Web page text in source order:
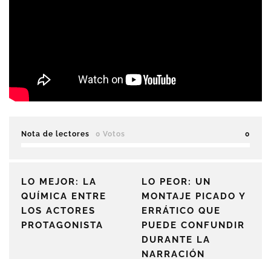
Nota de lectores 0 Votos 0
LO MEJOR: LA
QUÍMICA ENTRE
LOS ACTORES
PROTAGONISTA
LO PEOR: UN
MONTAJE PICADO Y
ERRÁTICO QUE
PUEDE CONFUNDIR
DURANTE LA
NARRACIÓN